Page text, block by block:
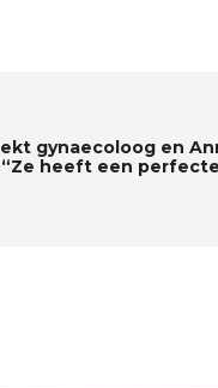
gynaecoloog en
heeft een